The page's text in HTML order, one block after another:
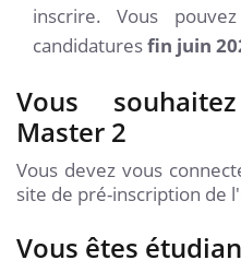
inscrire. Vous
candidaturesfin juin
Vous
Master 2
Vous devez vous
site de pré-inscription de
Vous êtes